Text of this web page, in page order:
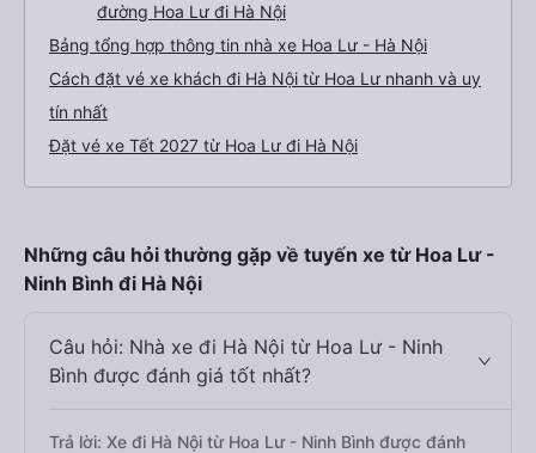
đường Hoa Lư đi Hà Nội
Bảng tổng hợp thông tin nhà xe Hoa Lư - Hà Nội
Cách đặt vé xe khách đi Hà Nội từ Hoa Lư nhanh và uy
tín nhất
Đặt vé xe Tết 2027 từ Hoa Lư đi Hà Nội
Những câu hỏi thường gặp về tuyến xe từ Hoa Lư -
Ninh Bình đi Hà Nội
Câu hỏi: Nhà xe đi Hà Nội từ Hoa Lư - Ninh
Bình được đánh giá tốt nhất?
Trả lời: Xe đi Hà Nội từ Hoa Lư - Ninh Bình được đánh